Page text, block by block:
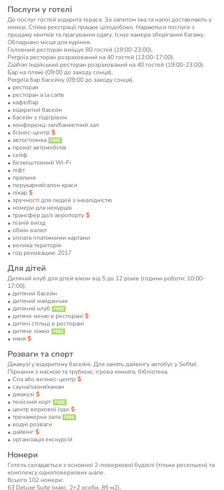
Послуги у готелі
До послуг гостей відкрита тераса. За запитом їжа та напої доставляють у
номер. Стійка реєстрації працює цілодобово. Надаються послуги з
продажу квитків та прасування одягу. Існує камера зберігання багажу.
Обладнано місця для куріння.
Головний ресторан вміщує 80 гостей (19:00-23:00).
Pergola ресторан розрахований на 40 гостей (12:00-17:00).
Zaafran Індійський ресторан розрахований на 40 гостей (19:00-23:00).
Бар на пляжі (09:00 до заходу сонця).
Pergola бар басейну (09:00 до заходу сонця).
ресторан
ресторан a la carte
кафе/бар
відкритий басейн
басейн з підігрівом
конференц-зал/банкетний зал
бізнес-центр
автостоянка
прокат автомобілів
сейф
безкоштовний Wi-Fi
ліфт
пральня
перукарня/салон краси
лікар
зручності для людей з інвалідністю
номери для некурців
трансфер до/з аеропорту
пізній виїзд
обмін валют
оплата платіжними картами
велика територія
год реновации: 2017
Для дітей
Дитячий клуб для дітей віком від 5 до 12 років (години роботи: 10:00-
17:00).
дитячий басейн
дитячий майданчик
дитячий клуб
дитяче меню в ресторані
дитячі стільці в ресторані
дитяче ліжко
няня
Розваги та спорт
Джакузі у відкритому басейні. Для занять дайвінгу автобус у Sofitel.
Пірнання з маскою та трубкою, ігрова кімната, бібліотека.
Спа або велнес-центр
сауна/лазня/хамам
джакузі
тенісний корт
центр верхової їзди
тренажерна зала
водні розваги
дайвінг
організація екскурсій
Номери
Готель складається з основної 2-поверхової будівлі (тільки ресепшен) та
комплексу одноповерхових шале.
Всього 102 номери:
63 Deluxe Suite (макс. 2+2 особи, 85 м2),